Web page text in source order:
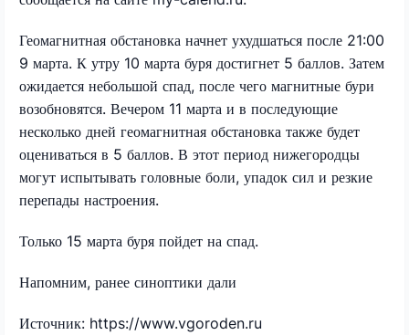
Геомагнитная обстановка начнет ухудшаться после 21:00
9 марта. К утру 10 марта буря достигнет 5 баллов. Затем
ожидается небольшой спад, после чего магнитные бури
возобновятся. Вечером 11 марта и в последующие
несколько дней геомагнитная обстановка также будет
оцениваться в 5 баллов. В этот период нижегородцы
могут испытывать головные боли, упадок сил и резкие
перепады настроения.
Только 15 марта буря пойдет на спад.
Напомним, ранее синоптики дали
Источник: https://www.vgoroden.ru